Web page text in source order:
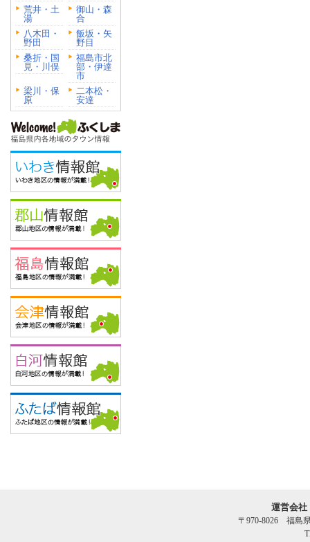
荒井・土
湯
御山・森
合
八木田・
野田
飯坂・矢
野目
桑折・国
見・川俣
福島市北
部・伊達
市
梁川・保
原
二本松・
安達
運営会
〒970-8026 福島